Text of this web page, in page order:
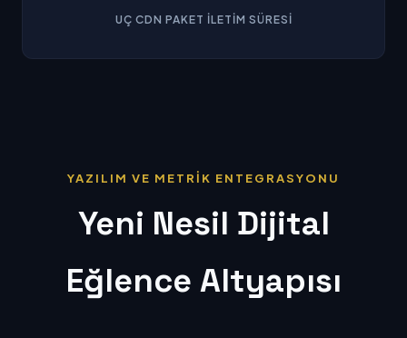
UÇ CDN PAKET İLETIM SÜRESI
YAZILIM VE METRİK ENTEGRASYONU
Yeni Nesil Dijital
Eğlence Altyapısı